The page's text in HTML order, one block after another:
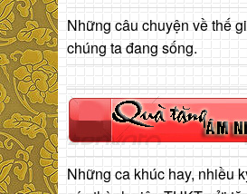
Những câu chuyện về thế
chúng ta đang sống.
Những ca khúc hay, nhiều